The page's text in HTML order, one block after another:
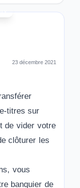
23 décembre 2021
titres sur
de vider votre
clôturer les
vous
banquier de